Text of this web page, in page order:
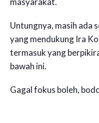
Untungnya, masih ada
yang mendukung Ira
termasuk yang
bawah ini.
Gagal fokus boleh,